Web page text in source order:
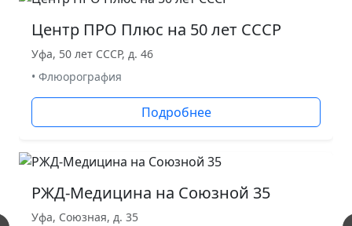
Центр ПРО Плюс на 50 лет СССР
Уфа, 50 лет СССР, д. 46
• Флюорография
Подробнее
РЖД-Медицина на Союзной 35
Уфа, Союзная, д. 35